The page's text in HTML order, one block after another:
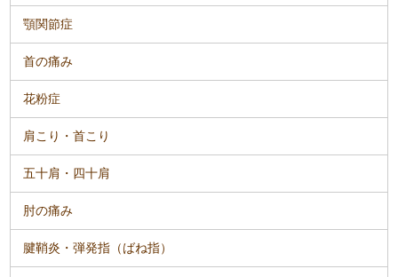
顎関節症
首の痛み
花粉症
肩こり・首こり
五十肩・四十肩
肘の痛み
腱鞘炎・弾発指（ばね指）